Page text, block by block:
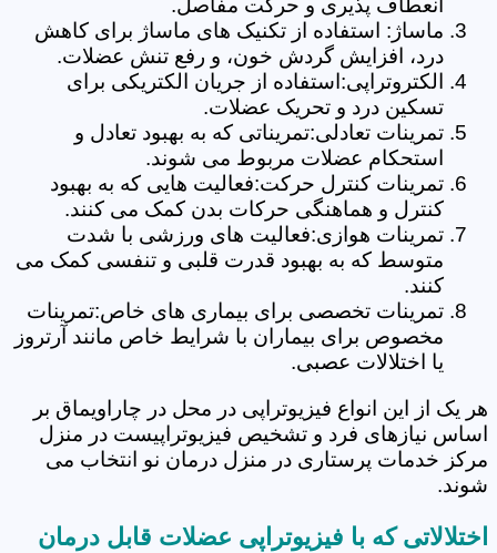
ماساژ: استفاده از تکنیک های ماساژ برای کاهش
درد، افزایش گردش خون، و رفع تنش عضلات.
الکتروتراپی:استفاده از جریان الکتریکی برای
تسکین درد و تحریک عضلات.
تمرینات تعادلی:تمریناتی که به بهبود تعادل و
استحکام عضلات مربوط می شوند.
تمرینات کنترل حرکت:فعالیت هایی که به بهبود
کنترل و هماهنگی حرکات بدن کمک می کنند.
تمرینات هوازی:فعالیت های ورزشی با شدت
متوسط که به بهبود قدرت قلبی و تنفسی کمک می
کنند.
تمرینات تخصصی برای بیماری های خاص:تمرینات
مخصوص برای بیماران با شرایط خاص مانند آرتروز
یا اختلالات عصبی.
هر یک از این انواع فیزیوتراپی در محل در چاراویماق بر
اساس نیازهای فرد و تشخیص فیزیوتراپیست در منزل
مرکز خدمات پرستاری در منزل درمان نو انتخاب می
شوند.
اختلالاتی که با فیزیوتراپی عضلات قابل درمان